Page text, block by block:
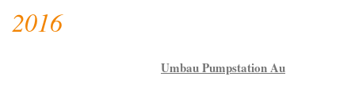
2016
Umbau Pumpstation Au